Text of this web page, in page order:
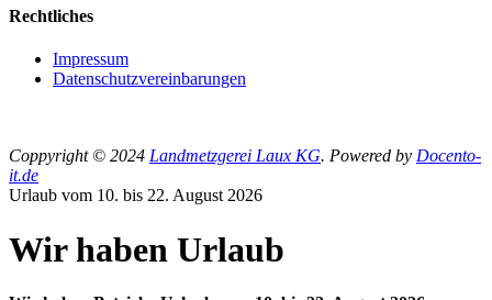
Rechtliches
Impressum
Datenschutzvereinbarungen
Coppyright © 2024 Landmetzgerei Laux KG. Powered by Docento-
it.de
Urlaub vom 10. bis 22. August 2026
Wir haben Urlaub